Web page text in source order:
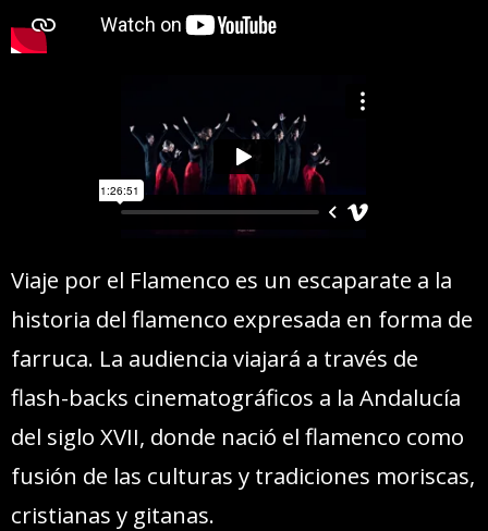
Viaje por el Flamenco es un escaparate a la
historia del flamenco expresada en forma de
farruca. La audiencia viajará a través de
flash-backs cinematográficos a la Andalucía
del siglo XVII, donde nació el flamenco como
fusión de las culturas y tradiciones moriscas,
cristianas y gitanas.